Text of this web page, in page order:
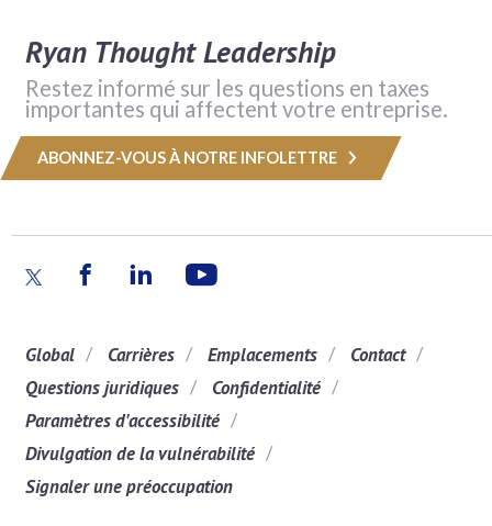
Ryan Thought Leadership
Restez informé sur les questions en taxes
importantes qui affectent votre entreprise.
ABONNEZ-VOUS À NOTRE INFOLETTRE
Global Carrières Emplacements
Contact
Questions juridiques
Confidentialité
Paramètres d'accessibilité
Divulgation de la vulnérabilité
Signaler une préoccupation